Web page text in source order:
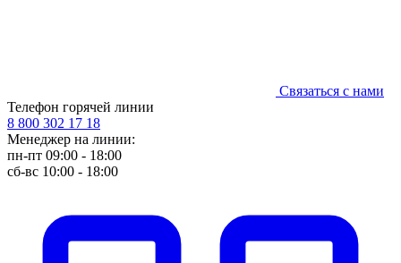
Связаться с нами
Телефон горячей линии
8 800 302 17 18
Менеджер на линии:
пн-пт 09:00 - 18:00
сб-вс 10:00 - 18:00